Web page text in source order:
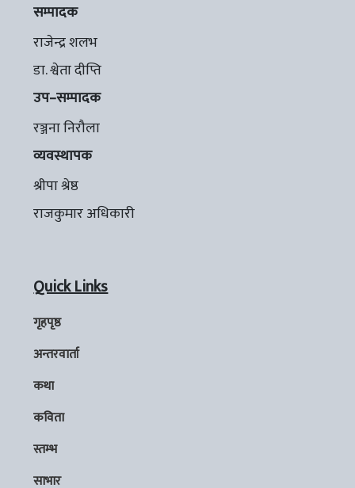
सम्पादक
राजेन्द्र शलभ
डा. श्वेता दीप्ति
उप–सम्पादक
रञ्जना निरौला
व्यवस्थापक
श्रीपा श्रेष्ठ
राजकुमार अधिकारी
Quick Links
गृहपृष्ठ
अन्तरवार्ता
कथा
कविता
स्तम्भ
साभार